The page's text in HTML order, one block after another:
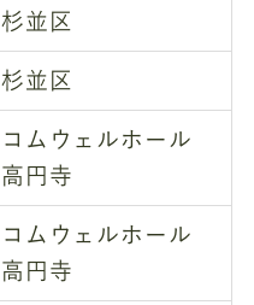
杉並区
杉並区
コムウェルホール
高円寺
コムウェルホール
高円寺